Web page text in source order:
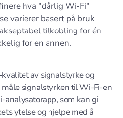
hva "dårlig Wi-Fi"
varierer basert på bruk —
tilkobling for én
for en annen.
av signalstyrke og
måle signalstyrken til Wi-Fi-en
analysatorapp, som kan gi
ytelse og hjelpe med å